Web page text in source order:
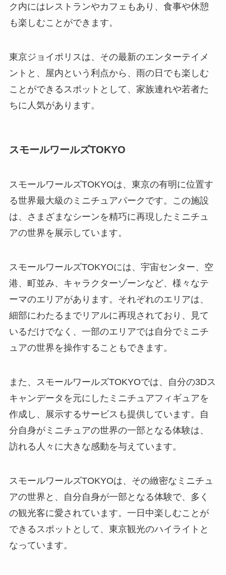
ク内にはレストランやカフェもあり、食事や休憩
も楽しむことができます。
東京ジョイポリスは、その最新のエンターテイメ
ントと、屋内という利点から、雨の日でも楽しむ
ことができるスポットとして、家族連れや若者た
ちに人気があります。
スモールワールズTOKYO
スモールワールズTOKYOは、東京の有明に位置す
る世界最大級のミニチュアパークです。この施設
は、さまざまなシーンを精巧に再現したミニチュ
アの世界を展示しています。
スモールワールズTOKYOには、宇宙センター、空
港、町並み、キャラクターゾーンなど、様々なテ
ーマのエリアがあります。それぞれのエリアは、
細部にわたるまでリアルに再現されており、見て
いるだけでなく、一部のエリアでは自分でミニチ
ュアの世界を操作することもできます。
また、スモールワールズTOKYOでは、自分の3Dス
キャンデータを元にしたミニチュアフィギュアを
作成し、展示するサービスも提供しています。自
分自身がミニチュアの世界の一部となる体験は、
訪れる人々に大きな感動を与えています。
スモールワールズTOKYOは、その緻密なミニチュ
アの世界と、自分自身が一部となる体験で、多く
の観光客に愛されています。一日中楽しむことが
できるスポットとして、東京観光のハイライトと
なっています。